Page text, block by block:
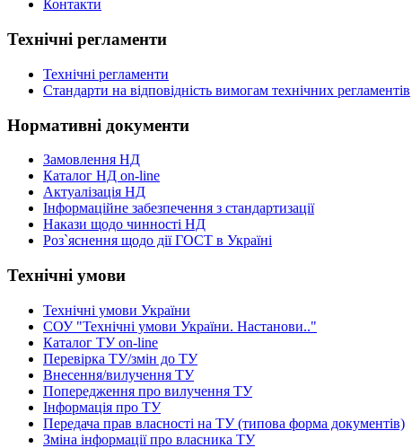
Контакти
Технічні регламенти
Технічні регламенти
Стандарти на відповідність вимогам технічних регламентів
Нормативні документи
Замовлення НД
Каталог НД on-line
Актуалізація НД
Інформаційне забезпечення з стандартизації
Накази щодо чинності НД
Роз`яснення щодо дії ГОСТ в Україні
Технічні умови
Технічні умови України
СОУ "Технічні умови України. Настанови.."
Каталог ТУ on-line
Перевірка ТУ/змін до ТУ
Внесення/вилучення ТУ
Попередження про вилучення ТУ
Інформація про ТУ
Передача прав власності на ТУ (типова форма документів)
Зміна інформації про власника ТУ